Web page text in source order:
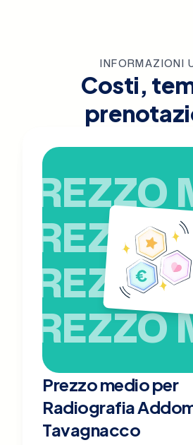
INFORMAZIONI
Costi,
PREZZO
PREZZO
PREZZO
PREZZO
Prezzo medio per
Radiografia
Tavagnacco